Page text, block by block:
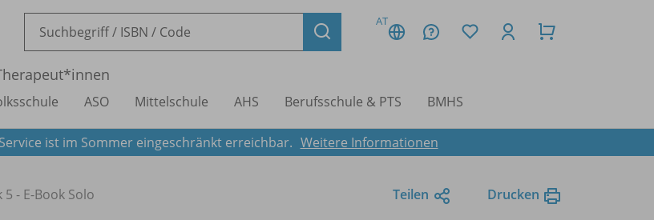
AT
ASO Mittelschule AHS Berufsschule & PTS BMHS
ist im Sommer eingeschränkt erreichbar. Weitere Informationen
- E-Book Solo Teilen Drucken